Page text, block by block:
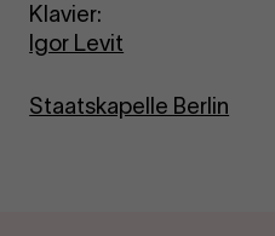
Klavier:
Igor Levit
Staatskapelle Berlin